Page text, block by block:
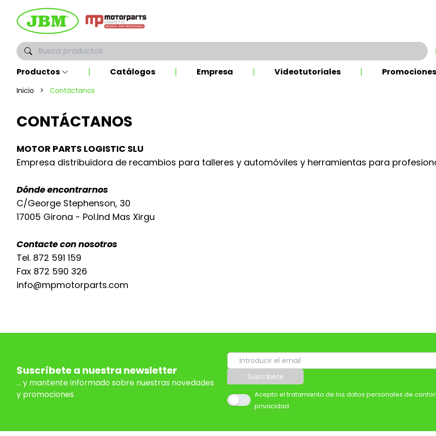
Productos | Catálogos | Empresa | Videotutoriales | Promociones
Inicio > Contáctanos
CONTÁCTANOS
MOTOR PARTS LOGISTIC SLU
Empresa distribuidora de recambios para talleres y automóviles y herramientas para
Dónde encontrarnos
C/George Stephenson, 30
17005 Girona - Pol.Ind Mas Xirgu
Contacte con nosotros
Tel. 872 591 159
Fax 872 590 326
info@mpmotorparts.com
Suscríbete a nuestra newsletter
... y mantente informado sobre nuestras novedades
y promociones
Suscríbete
Acepto el tratamiento de los datos personales de
privacidad